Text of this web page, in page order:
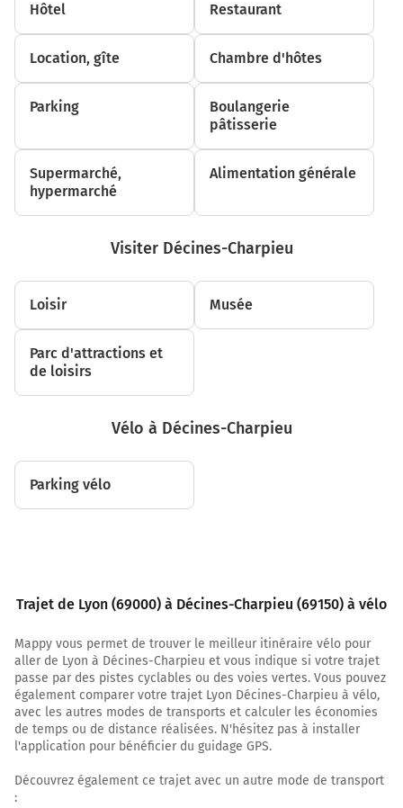
Prendre à droite la piste cyclable Quai du Général
Sarrail et continuer sur 5 mètres
Continuer sur Rue Vauban sur 250 mètres
Prendre à droite la piste cyclable Avenue Maréchal de
Saxe et continuer sur 160 mètres
1,4 km
Prendre à gauche la piste cyclable Cours Lafayette et
continuer sur 2,2 kilomètres
1,5 km
Au rond-point, prendre la 2ème sortie la voie partagée
3,8 km
Prendre légèrement à droite Boulevard Eugène
Réguillon et continuer sur 550 mètres
5,7 km
Prendre légèrement à gauche Rue Léon Blum et
Prendre à droite la piste cyclable Rue Frédéric Fays et
continuer sur 350 mètres
6,5 km
sur 2,1 kilomètres
6,9 km
Hôtel Restaurant
Location, gîte Chambre d'hôtes
Parking
Boulangerie
pâtisserie
Supermarché,
hypermarché
Alimentation générale
Visiter Décines-Charpieu
Loisir Musée
Parc d'attractions et
de loisirs
Vélo à Décines-Charpieu
Parking vélo
Trajet de Lyon (69000) à Décines-Charpieu (69150) à vélo
Mappy vous permet de trouver le meilleur itinéraire vélo pour
aller de Lyon à Décines-Charpieu et vous indique si votre trajet
passe par des pistes cyclables ou des voies vertes. Vous pouvez
également comparer votre trajet Lyon Décines-Charpieu à vélo,
avec les autres modes de transports et calculer les économies
de temps ou de distance réalisées. N'hésitez pas à installer
l'application pour bénéficier du guidage GPS.
Découvrez également ce trajet avec un autre mode de transport
: